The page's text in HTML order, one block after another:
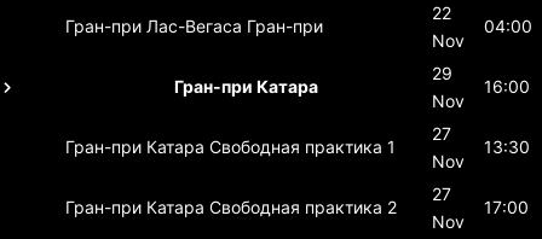
Гран-при Лас-Вегаса Гран-при
22
Nov
04:00
Гран-при Катара
29
Nov
16:00
Гран-при Катара Свободная практика 1
27
Nov
13:30
Гран-при Катара Свободная практика 2
27
Nov
17:00